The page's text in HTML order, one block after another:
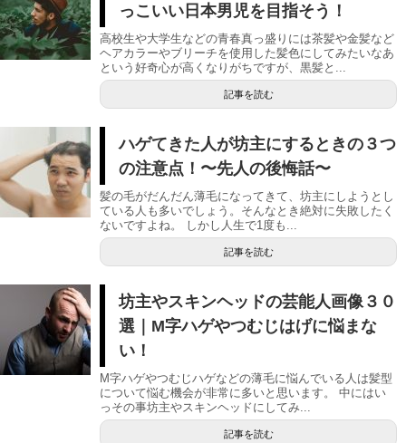
っこいい日本男児を目指そう！
高校生や大学生などの青春真っ盛りには茶髪や金髪など
ヘアカラーやブリーチを使用した髪色にしてみたいなあ
という好奇心が高くなりがちですが、黒髪と...
記事を読む
ハゲてきた人が坊主にするときの３つ
の注意点！〜先人の後悔話〜
髪の毛がだんだん薄毛になってきて、坊主にしようとし
ている人も多いでしょう。そんなとき絶対に失敗したく
ないですよね。 しかし人生で1度も...
記事を読む
坊主やスキンヘッドの芸能人画像３０
選｜M字ハゲやつむじはげに悩まな
い！
M字ハゲやつむじハゲなどの薄毛に悩んでいる人は髪型
について悩む機会が非常に多いと思います。 中にはい
っその事坊主やスキンヘッドにしてみ...
記事を読む